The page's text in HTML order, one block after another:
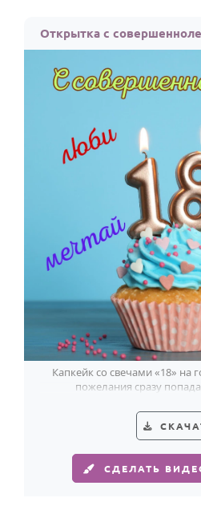
Женщине
Папе
Все родственники
ПЕРСОНАЛЬНЫЕ
По именам
По годам
Открытка с
Капкейк со свечами «18» на
пожелания сразу
СДЕЛАТЬ